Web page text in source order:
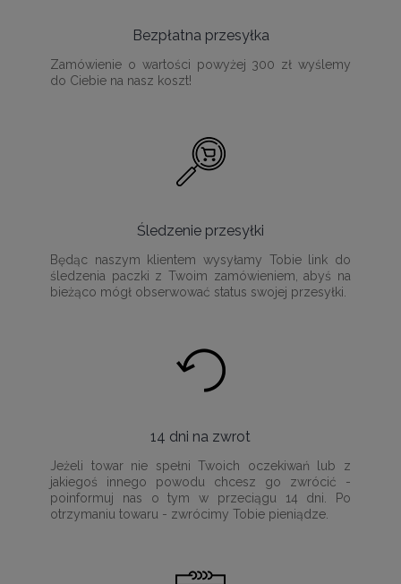
Bezpłatna przesyłka
Zamówienie o wartości powyżej 300 zł wyślemy
do Ciebie na nasz koszt!
Śledzenie przesyłki
Będąc naszym klientem wysyłamy Tobie link do
śledzenia paczki z Twoim zamówieniem, abyś na
bieżąco mógł obserwować status swojej przesyłki.
14 dni na zwrot
Jeżeli towar nie spełni Twoich oczekiwań lub z
jakiegoś innego powodu chcesz go zwrócić -
poinformuj nas o tym w przeciągu 14 dni. Po
otrzymaniu towaru - zwrócimy Tobie pieniądze.